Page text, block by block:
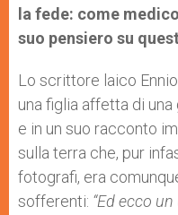
la fede: come
suo pensiero su
Lo scrittore laico
una figlia affetta di
e in un suo racconto
sulla terra che, pur
fotografi, era
sofferenti: “Ed ecco